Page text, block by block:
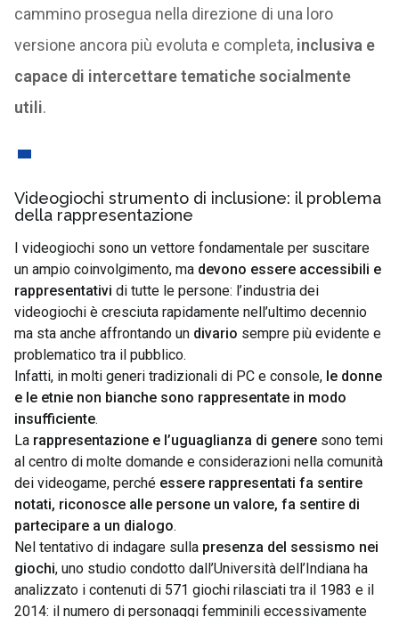
cammino prosegua nella direzione di una loro
versione ancora più evoluta e completa, inclusiva e
capace di intercettare tematiche socialmente
utili.
Videogiochi strumento di inclusione: il problema
della rappresentazione
I videogiochi sono un vettore fondamentale per suscitare
un ampio coinvolgimento, ma devono essere accessibili e
rappresentativi di tutte le persone: l’industria dei
videogiochi è cresciuta rapidamente nell’ultimo decennio
ma sta anche affrontando un divario sempre più evidente e
problematico tra il pubblico.
Infatti, in molti generi tradizionali di PC e console, le donne
e le etnie non bianche sono rappresentate in modo
insufficiente.
La rappresentazione e l’uguaglianza di generesono temi
al centro di molte domande e considerazioni nella comunità
dei videogame, perché essere rappresentati fa sentire
notati, riconosce alle persone un valore, fa sentire di
partecipare a un dialogo.
Nel tentativo di indagare sulla presenza del sessismo nei
giochi, uno studio condotto dall’Università dell’Indiana ha
analizzato i contenuti di 571 giochi rilasciati tra il 1983 e il
2014: il numero di personaggi femminili eccessivamente